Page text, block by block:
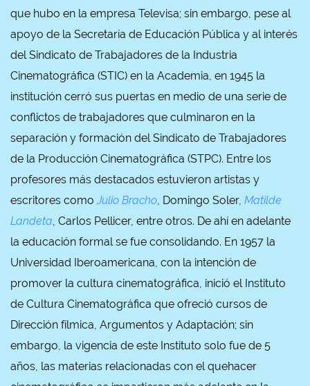
que hubo en la empresa Televisa; sin embargo, pese al
apoyo de la Secretaría de Educación Pública y al interés
del Sindicato de Trabajadores de la Industria
Cinematográfica (STIC) en la Academia, en 1945 la
institución cerró sus puertas en medio de una serie de
conflictos de trabajadores que culminaron en la
separación y formación del Sindicato de Trabajadores
de la Producción Cinematográfica (STPC). Entre los
profesores más destacados estuvieron artistas y
escritores comoJulio Bracho, Domingo Soler, Matilde
Landeta, Carlos Pellicer, entre otros. De ahí en adelante
la educación formal se fue consolidando. En 1957 la
Universidad Iberoamericana, con la intención de
promover la cultura cinematográfica, inició el Instituto
de Cultura Cinematográfica que ofreció cursos de
Dirección fílmica, Argumentos y Adaptación; sin
embargo, la vigencia de este Instituto solo fue de 5
años, las materias relacionadas con el quehacer